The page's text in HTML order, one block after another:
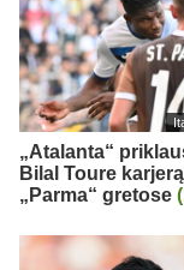
„Atalanta“
Bilal Toure
„Parma“ gretose